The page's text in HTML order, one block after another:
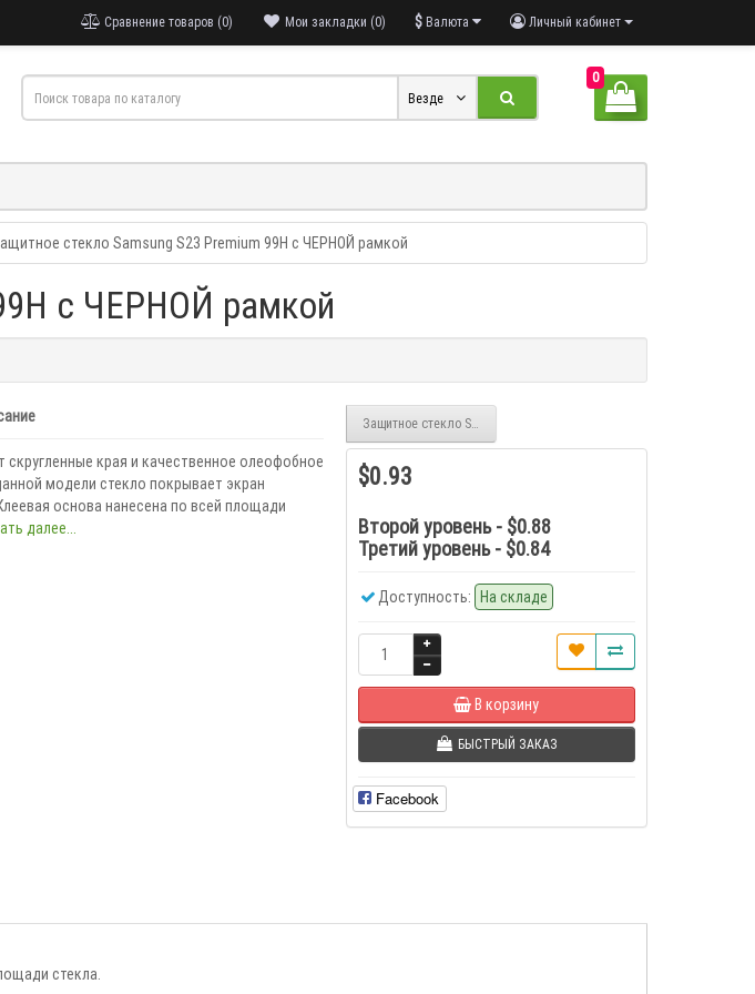
Личный кабинет
$ Валюта
Мои закладки (0)
Сравнение товаров (0)
0
Везде
стекло Samsung S23 Premium 99H с ЧЕРНОЙ рамкой
с ЧЕРНОЙ рамкой
скругленные края и качественное олеофобное
модели стекло покрывает экран
основа нанесена по всей площади
далее...
Защитное стекло Samsung S23 0.18mm Full glue с ЧЕРНОЙ рамкой
$0.93
Второй уровень - $0.88
Третий уровень - $0.84
Доступность: На складе
В корзину
БЫСТРЫЙ ЗАКАЗ
Facebook
стекла.